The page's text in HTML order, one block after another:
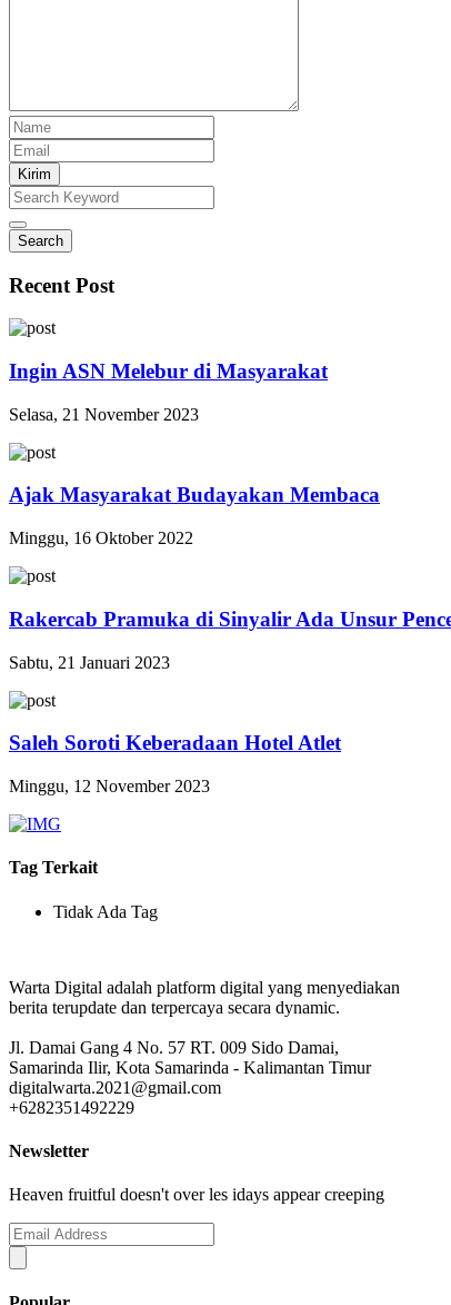
Kirim
Search
Recent Post
Ingin ASN Melebur di Masyarakat
Selasa, 21 November 2023
Ajak Masyarakat Budayakan Membaca
Minggu, 16 Oktober 2022
Rakercab Pramuka di Sinyalir Ada Unsur
Sabtu, 21 Januari 2023
Saleh Soroti Keberadaan Hotel Atlet
Minggu, 12 November 2023
Tag Terkait
Tidak Ada Tag
Warta Digital adalah platform digital yang menyediakan
berita terupdate dan terpercaya secara dynamic.
Jl. Damai Gang 4 No. 57 RT. 009 Sido Damai,
Samarinda Ilir, Kota Samarinda - Kalimantan Timur
digitalwarta.2021@gmail.com
+6282351492229
Newsletter
Heaven fruitful doesn't over les idays appear creeping